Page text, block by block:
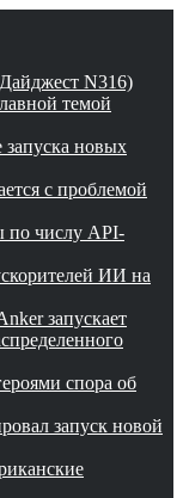
N316)
темой
новых
с проблемой
по числу API-
ИИ на
запускает
спора об
запуск новой